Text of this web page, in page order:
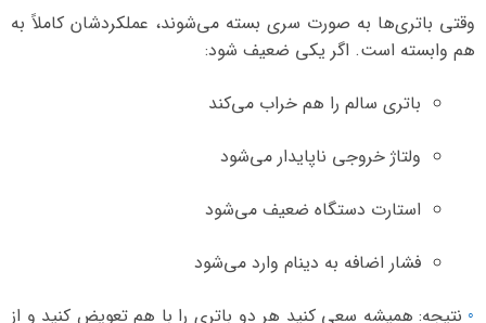
وقتی باتری‌ها به صورت سری بسته می‌شوند، عملکردشان کاملاً به
هم وابسته است. اگر یکی ضعیف شود:
باتری سالم را هم خراب می‌کند
ولتاژ خروجی ناپایدار می‌شود
استارت دستگاه ضعیف می‌شود
فشار اضافه به دینام وارد می‌شود
◦ نتیجه: همیشه سعی کنید هر دو باتری را با هم تعویض کنید و از